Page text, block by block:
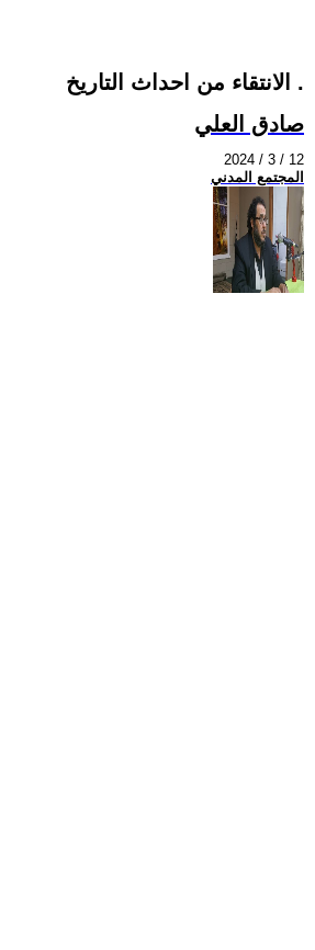
الانتقاء من احداث التاريخ .
صادق العلي
2024 / 3 / 12
المجتمع المدني